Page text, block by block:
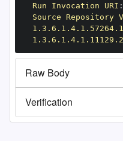
Run Invocation URI :
Source
Raw Body
Verification